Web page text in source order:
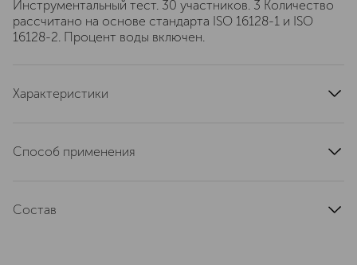
Инструментальный тест. 30 участников. 3 Количество
рассчитано на основе стандарта ISO 16128-1 и ISO
16128-2. Процент воды включен.
Характеристики
тип кожи
Способ применения
количество средства, придавая коже естественное
Состав